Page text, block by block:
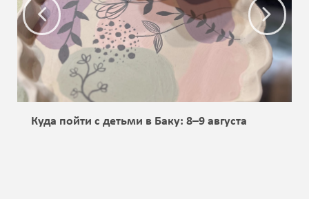
Куда пойти с детьми в Баку: 8–9 августа